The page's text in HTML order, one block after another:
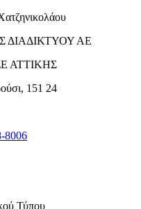
ΔΙΑΔΙΚΤΥΟΥ ΑΕ
ΑΤΤΙΚΗΣ
151 24
8006
Τύπου